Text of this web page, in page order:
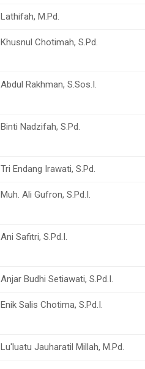
Lathifah, M.Pd.
Khusnul Chotimah, S.Pd.
Abdul Rakhman, S.Sos.I.
Binti Nadzifah, S.Pd.
Tri Endang Irawati, S.Pd.
Muh. Ali Gufron, S.Pd.I.
Ani Safitri, S.Pd.I.
Anjar Budhi Setiawati, S.Pd.I.
Enik Salis Chotima, S.Pd.I.
Lu'luatu Jauharatil Millah, M.Pd.